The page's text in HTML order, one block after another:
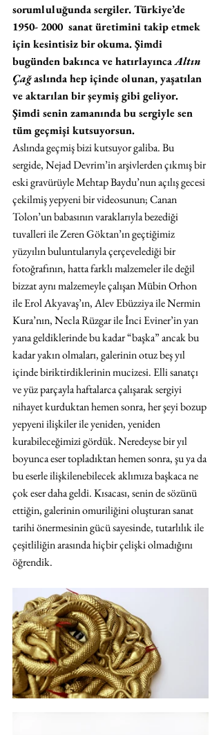
sorumluluğunda sergiler. Türkiye’de
1950- 2000  sanat üretimini takip etmek
için kesintisiz bir okuma. Şimdi
bugünden bakınca ve hatırlayınca Altın
Çağ aslında hep içinde olunan, yaşatılan
ve aktarılan bir şeymiş gibi geliyor.
Şimdi senin zamanında bu sergiyle sen
tüm geçmişi kutsuyorsun.
Aslında geçmiş bizi kutsuyor galiba. Bu
sergide, Nejad Devrim’in arşivlerden çıkmış bir
eski gravürüyle Mehtap Baydu’nun açılış gecesi
çekilmiş yepyeni bir videosunun; Canan
Tolon’un babasının varaklarıyla bezediği
tuvalleri ile Zeren Göktan’ın geçtiğimiz
yüzyılın buluntularıyla çerçevelediği bir
fotoğrafının, hatta farklı malzemeler ile değil
bizzat aynı malzemeyle çalışan Mübin Orhon
ile Erol Akyavaş’ın, Alev Ebüzziya ile Nermin
Kura’nın, Necla Rüzgar ile İnci Eviner’in yan
yana geldiklerinde bu kadar “başka” ancak bu
kadar yakın olmaları, galerinin otuz beş yıl
içinde biriktirdiklerinin mucizesi. Elli sanatçı
ve yüz parçayla haftalarca çalışarak sergiyi
nihayet kurduktan hemen sonra, her şeyi bozup
yepyeni ilişkiler ile yeniden, yeniden
kurabileceğimizi gördük. Neredeyse bir yıl
boyunca eser topladıktan hemen sonra, şu ya da
bu eserle ilişkilenebilecek aklımıza başkaca ne
çok eser daha geldi. Kısacası, senin de sözünü
ettiğin, galerinin omuriliğini oluşturan sanat
tarihi önermesinin gücü sayesinde, tutarlılık ile
çeşitliliğin arasında hiçbir çelişki olmadığını
öğrendik.